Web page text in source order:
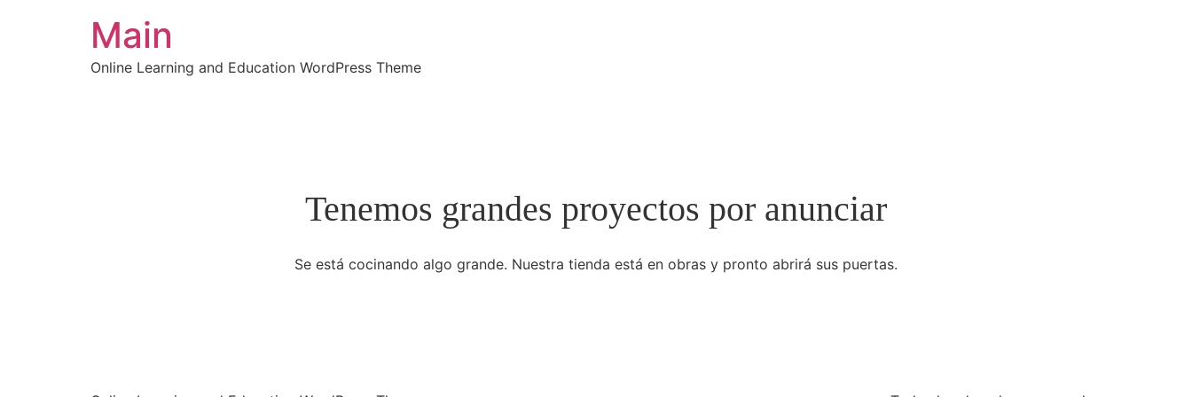
Main
Online Learning and Education WordPress Theme
Tenemos grandes proyectos por anunciar
Se está cocinando algo grande. Nuestra tienda está en obras y pronto abrirá sus puertas.